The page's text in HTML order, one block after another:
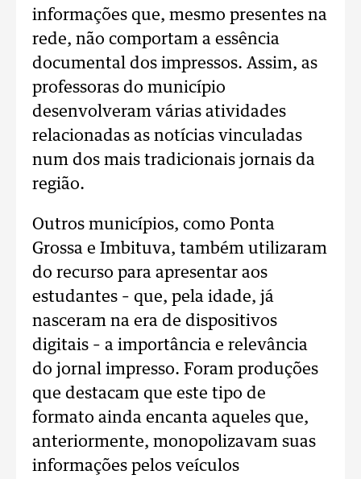
informações que, mesmo presentes na
rede, não comportam a essência
documental dos impressos. Assim, as
professoras do município
desenvolveram várias atividades
relacionadas as notícias vinculadas
num dos mais tradicionais jornais da
região.
Outros municípios, como Ponta
Grossa e Imbituva, também utilizaram
do recurso para apresentar aos
estudantes – que, pela idade, já
nasceram na era de dispositivos
digitais – a importância e relevância
do jornal impresso. Foram produções
que destacam que este tipo de
formato ainda encanta aqueles que,
anteriormente, monopolizavam suas
informações pelos veículos